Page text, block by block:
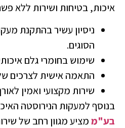
בטיחות ושירות ללא פשרות.
ניסיון עשיר בהתקנת
הסוגים.
שימוש בחומרי גלם
התאמה אישית לצרכים
שירות מקצועי ואמין לאורך
למעקות הנירוסטה
מציע מגוון רחב של